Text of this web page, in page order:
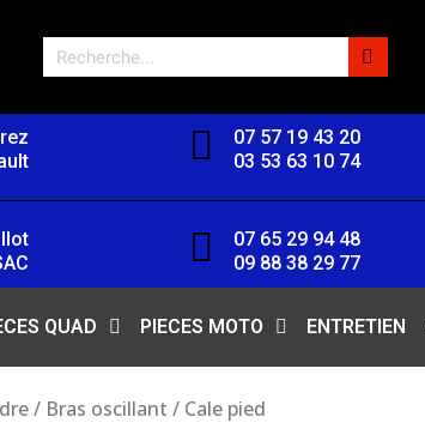
07 57 19 43 20
03 53 63 10 74
07 65 29 94 48
09 88 38 29 77
QUAD PIECES MOTO ENTRETIEN
/ Bras oscillant / Cale pied